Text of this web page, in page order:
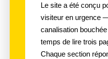
Le site a été conçu
visiteur en urgence
canalisation bouchée
temps de lire trois
Chaque section